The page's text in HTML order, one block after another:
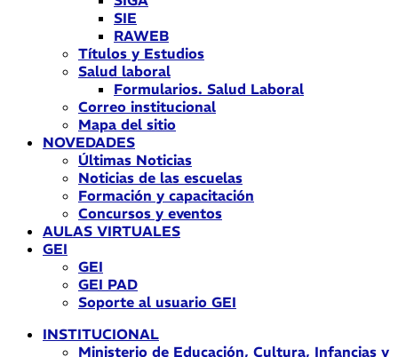
SIE
RAWEB
Títulos y Estudios
Salud laboral
Formularios. Salud Laboral
Correo institucional
Mapa del sitio
NOVEDADES
Últimas Noticias
Noticias de las escuelas
Formación y capacitación
Concursos y eventos
AULAS VIRTUALES
GEI
GEI
GEI PAD
Soporte al usuario GEI
INSTITUCIONAL
Ministerio de Educación, Cultura, Infancias y